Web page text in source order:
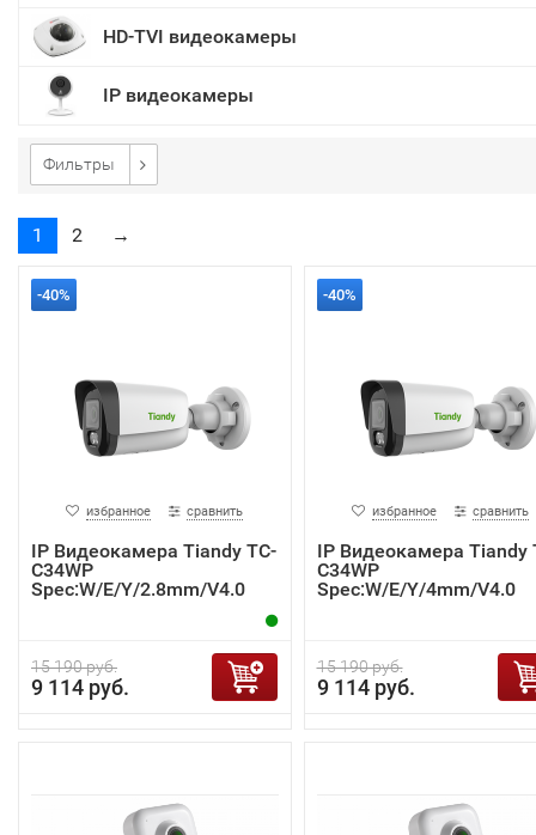
HD-TVI видеокамеры
IP видеокамеры
Фильтры
1 2 →
-40%
избранное сравнить
IP Видеокамера Tiandy TC-
C34WP
Spec:W/E/Y/2.8mm/V4.0
15 190 руб.
9 114 руб.
-40%
избранное сравнить
IP Видеокамера Tiandy
C34WP
Spec:W/E/Y/4mm/V4.0
15 190 руб.
9 114 руб.